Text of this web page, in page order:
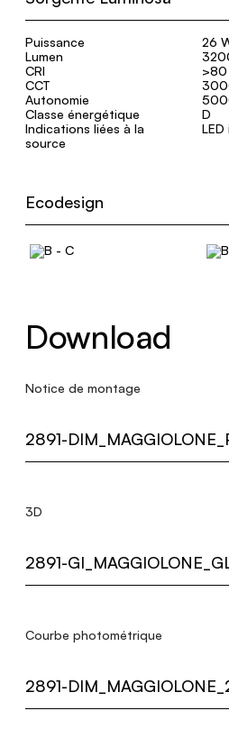
Puissance
26
Lumen
CRI
>80
CCT
Autonomie
Classe énergétique
D
Indications liées à la
source
Ecodesign
Download
Notice de montage
3D
2891-
Courbe photométrique